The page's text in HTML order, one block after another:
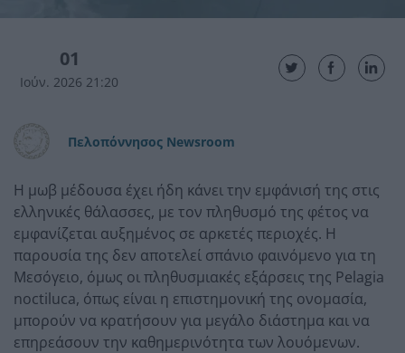
01
Ιούν. 2026 21:20
Πελοπόννησος Newsroom
Η μωβ μέδουσα έχει ήδη κάνει την εμφάνισή της στις
ελληνικές θάλασσες, με τον πληθυσμό της φέτος να
εμφανίζεται αυξημένος σε αρκετές περιοχές. Η
παρουσία της δεν αποτελεί σπάνιο φαινόμενο για τη
Μεσόγειο, όμως οι πληθυσμιακές εξάρσεις της Pelagia
noctiluca, όπως είναι η επιστημονική της ονομασία,
μπορούν να κρατήσουν για μεγάλο διάστημα και να
επηρεάσουν την καθημερινότητα των λουόμενων.